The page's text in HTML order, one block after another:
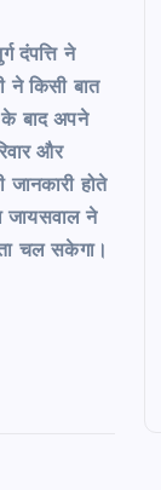
दंपत्ति ने
ने किसी बात
के बाद अपने
और
होते
जायसवाल ने
चल सकेगा।